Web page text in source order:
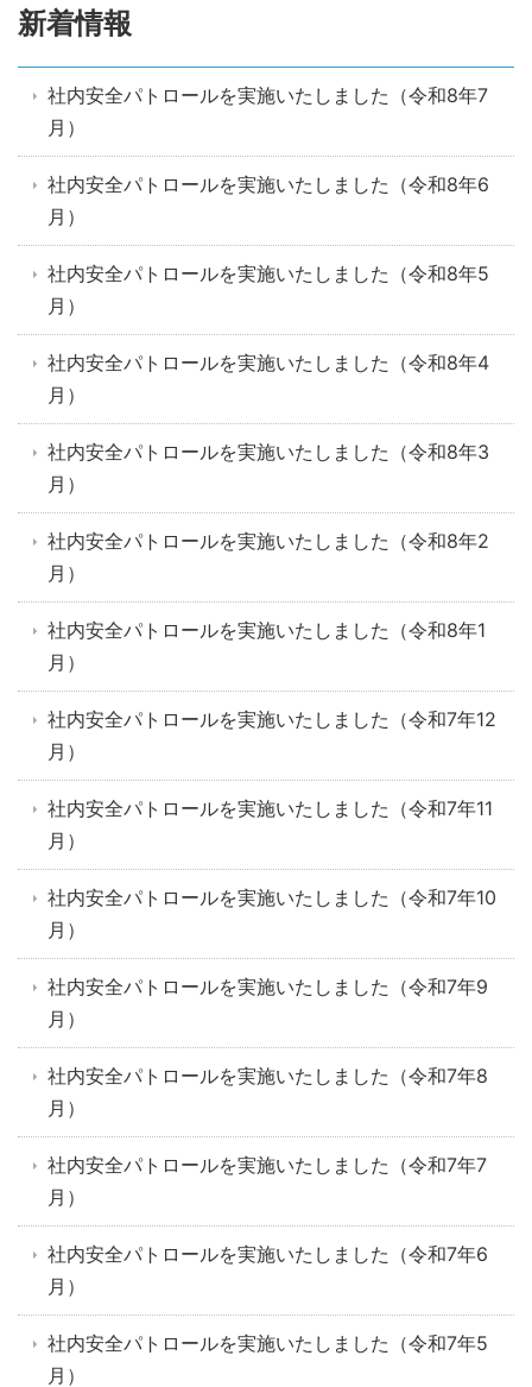
新着情報
社内安全パトロールを実施いたしました（令和8年7
月）
社内安全パトロールを実施いたしました（令和8年6
月）
社内安全パトロールを実施いたしました（令和8年5
月）
社内安全パトロールを実施いたしました（令和8年4
月）
社内安全パトロールを実施いたしました（令和8年3
月）
社内安全パトロールを実施いたしました（令和8年2
月）
社内安全パトロールを実施いたしました（令和8年1
月）
社内安全パトロールを実施いたしました（令和7年12
月）
社内安全パトロールを実施いたしました（令和7年11
月）
社内安全パトロールを実施いたしました（令和7年10
月）
社内安全パトロールを実施いたしました（令和7年9
月）
社内安全パトロールを実施いたしました（令和7年8
月）
社内安全パトロールを実施いたしました（令和7年7
月）
社内安全パトロールを実施いたしました（令和7年6
月）
社内安全パトロールを実施いたしました（令和7年5
月）